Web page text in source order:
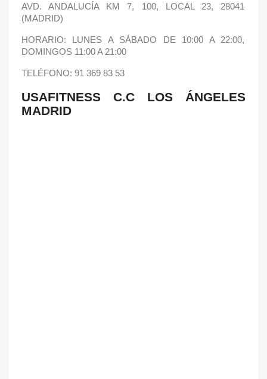
AVD. ANDALUCÍA KM 7, 100, LOCAL 23, 28041
(MADRID)
HORARIO: LUNES A SÁBADO DE 10:00 A 22:00,
DOMINGOS 11:00 A 21:00
TELÉFONO: 91 369 83 53
USAFITNESS C.C LOS ÁNGELES
MADRID